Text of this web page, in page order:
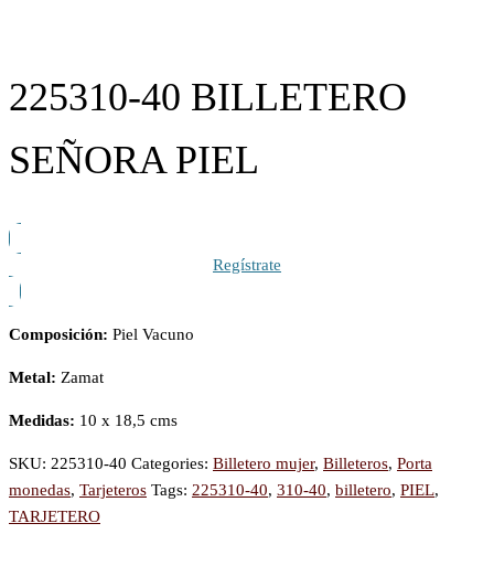
225310-40 BILLETERO
SEÑORA PIEL
Regístrate
Composición: Piel Vacuno
Metal: Zamat
Medidas: 10 x 18,5 cms
SKU: 225310-40 Categories: Billetero mujer, Billeteros, Porta
monedas, Tarjeteros Tags: 225310-40, 310-40, billetero, PIEL,
TARJETERO